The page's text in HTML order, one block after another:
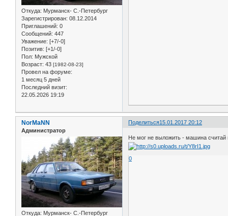
Откуда: Мурманск- С.-Петербург
Зарегистрирован: 08.12.2014
Приглашений: 0
Сообщений: 447
Уважение: [+7/-0]
Позитив: [+1/-0]
Пол: Мужской
Возраст: 43 [1982-08-23]
Провел на форуме:
1 месяц 5 дней
Последний визит:
22.05.2026 19:19
Поделиться15.01.2017 20:12
NorMaNN
Администратор
Откуда: Мурманск- С.-Петербург
Не мог не выложить - машина считай
0